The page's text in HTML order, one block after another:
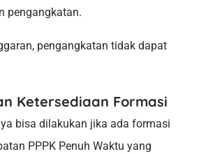
pengangkatan.
pengangkatan tidak dapat
Ketersediaan Formasi
bisa dilakukan jika ada formasi
PPPK Penuh Waktu yang